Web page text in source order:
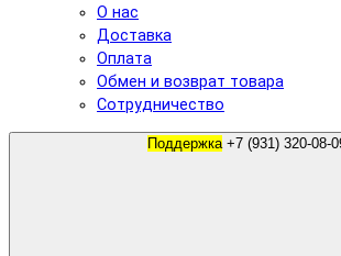
О нас
Доставка
Оплата
Обмен и возврат товара
Сотрудничество
Поддержка